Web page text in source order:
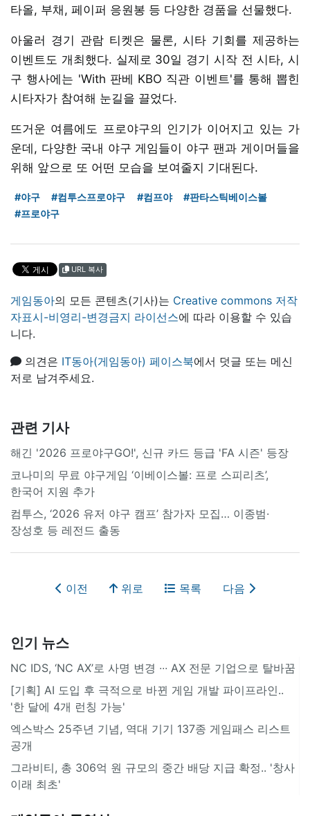
타올, 부채, 페이퍼 응원봉 등 다양한 경품을 선물했다.
아울러 경기 관람 티켓은 물론, 시타 기회를 제공하는
이벤트도 개최했다. 실제로 30일 경기 시작 전 시타, 시
구 행사에는 'With 판베 KBO 직관 이벤트'를 통해 뽑힌
시타자가 참여해 눈길을 끌었다.
뜨거운 여름에도 프로야구의 인기가 이어지고 있는 가
운데, 다양한 국내 야구 게임들이 야구 팬과 게이머들을
위해 앞으로 또 어떤 모습을 보여줄지 기대된다.
#야구 #컴투스프로야구 #컴프야
#판타스틱베이스볼
#프로야구
URL 복사
게임동아의 모든 콘텐츠(기사)는 Creative commons 저작
자표시-비영리-변경금지 라이선스에 따라 이용할 수 있습
니다.
의견은 IT동아(게임동아) 페이스북에서 덧글 또는 메신
저로 남겨주세요.
관련 기사
해긴 '2026 프로야구GO!', 신규 카드 등급 'FA 시즌' 등장
코나미의 무료 야구게임 ‘이베이스볼: 프로 스피리츠’,
한국어 지원 추가
컴투스, ‘2026 유저 야구 캠프’ 참가자 모집… 이종범·
장성호 등 레전드 출동
이전 위로 목록 다음
인기 뉴스
NC IDS, ‘NC AX’로 사명 변경 ∙∙∙ AX 전문 기업으로 탈바꿈
[기획] AI 도입 후 극적으로 바뀐 게임 개발 파이프라인..
'한 달에 4개 런칭 가능'
엑스박스 25주년 기념, 역대 기기 137종 게임패스 리스트
공개
그라비티, 총 306억 원 규모의 중간 배당 지급 확정.. '창사
이래 최초'